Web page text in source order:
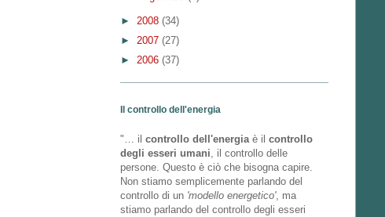
► 2008 (34)
► 2007 (27)
► 2006 (37)
Il controllo dell'energia
"… il controllo dell'energiaè il controllo
degli esseri umani, il controllo delle
persone. Questo è ciò che bisogna capire.
Non stiamo semplicemente parlando del
controllo di un 'modello energetico', ma
stiamo parlando del controllo degli esseri